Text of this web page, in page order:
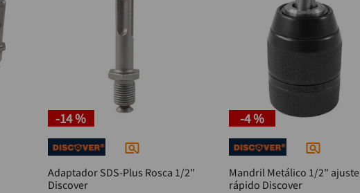
-14 %
Adaptador SDS-Plus Rosca 1/2"
Discover
-4 %
Mandril Metálico 1/2" ajuste
rápido Discover